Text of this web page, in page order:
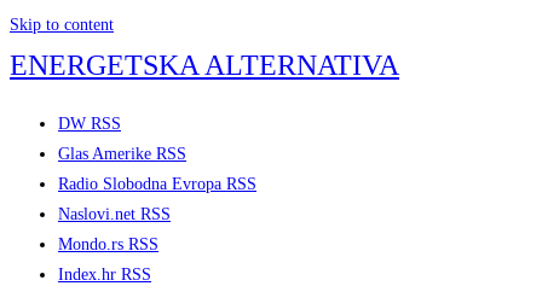
Skip to content
ENERGETSKA ALTERNATIVA
DW RSS
Glas Amerike RSS
Radio Slobodna Evropa RSS
Naslovi.net RSS
Mondo.rs RSS
Index.hr RSS